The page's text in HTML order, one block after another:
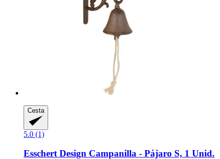
Cesta
5.0 (1)
Esschert Design Campanilla -​ Pájaro S, 1 Unid.